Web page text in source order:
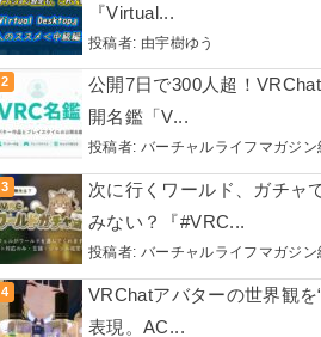
『Virtual...
投稿者: 由宇樹ゆう
公開7日で300人超！
開名鑑「V...
投稿者: バーチャルライフマガジン
次に行くワールド、ガチャ
みない？『#VRC...
投稿者: バーチャルライフマガジン
VRChatアバターの世界観を
表現。AC...